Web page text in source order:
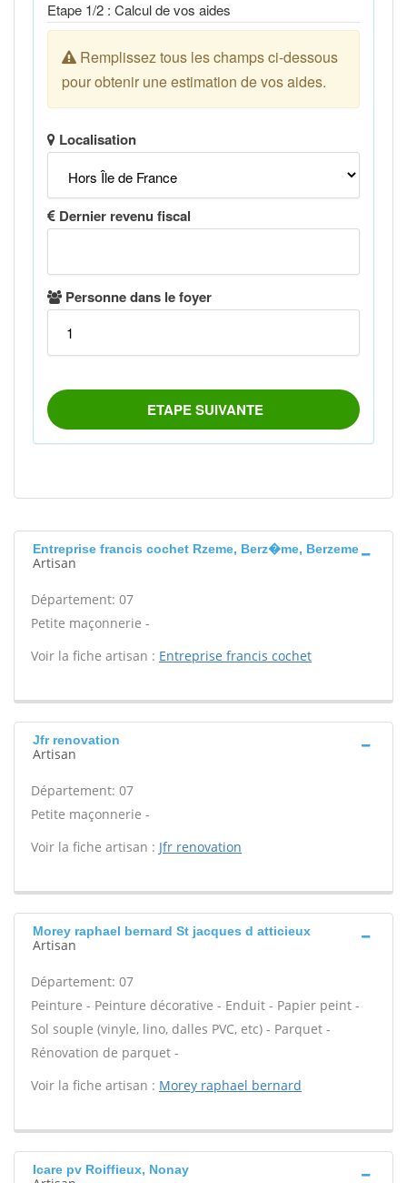
Entreprise francis cochet Rzeme, Berz�me, Berzeme
Artisan
Département: 07
Petite maçonnerie -
Voir la fiche artisan : Entreprise francis cochet
Jfr renovation
Artisan
Département: 07
Petite maçonnerie -
Voir la fiche artisan : Jfr renovation
Morey raphael bernard St jacques d atticieux
Artisan
Département: 07
Peinture - Peinture décorative - Enduit - Papier peint -
Sol souple (vinyle, lino, dalles PVC, etc) - Parquet -
Rénovation de parquet -
Voir la fiche artisan : Morey raphael bernard
Icare pv Roiffieux, Nonay